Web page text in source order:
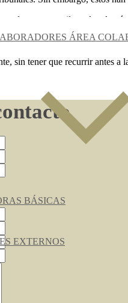
ÁREA
BÁSICAS
EXTERNOS
de manera unilateral en la
o cuantía por parte de los
cumplieron todos los requisitos
sin tener que recurrir antes a